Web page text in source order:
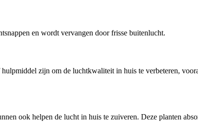
en wordt vervangen door frisse buitenlucht.
zijn om de luchtkwaliteit in huis te verbeteren,
ook helpen de lucht in huis te zuiveren. Deze planten